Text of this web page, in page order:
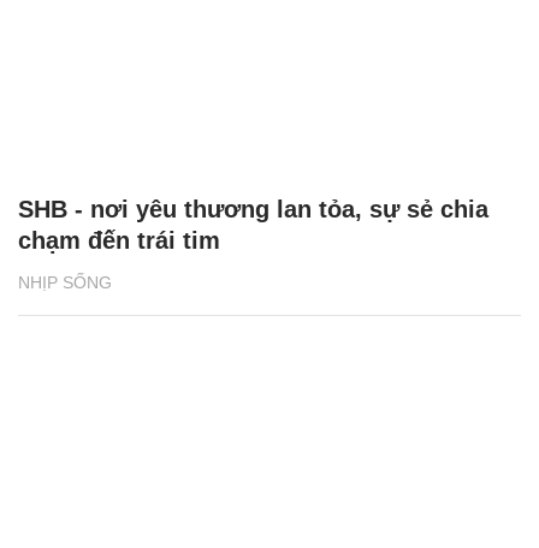
NHỊP SỐNG
SHB - nơi yêu thương lan tỏa, sự sẻ chia
chạm đến trái tim